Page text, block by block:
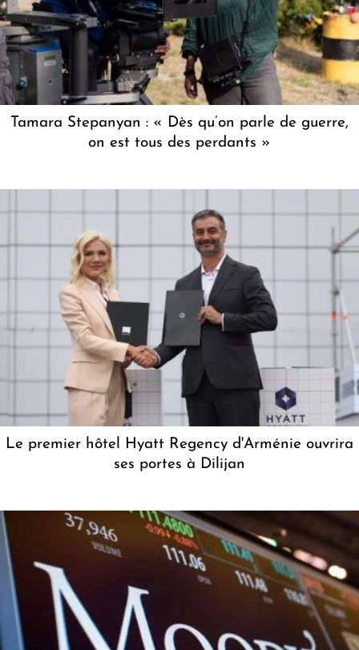
Tamara Stepanyan : « Dès qu’on parle de guerre,
on est tous des perdants »
Le premier hôtel Hyatt Regency d'Arménie ouvrira
ses portes à Dilijan